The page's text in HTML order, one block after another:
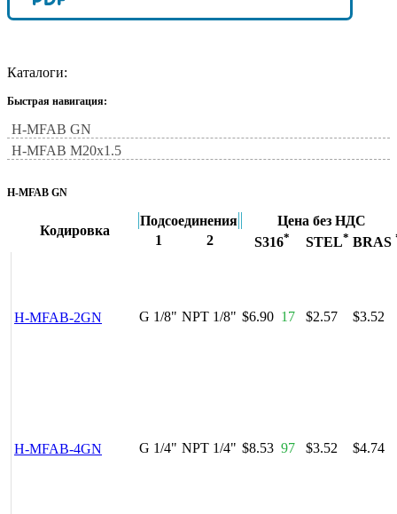
Каталоги:
Быстрая навигация:
H-MFAB GN
H-MFAB M20x1.5
H-MFAB GN
Кодировка
Подсоединения
Цена без НДС
1
2 S316* STEL* BRAS
H-MFAB-2GN G 1/8" NPT 1/8" $6.90 17 $2.57 $3.52
H-MFAB-4GN G 1/4" NPT 1/4" $8.53 97 $3.52 $4.74